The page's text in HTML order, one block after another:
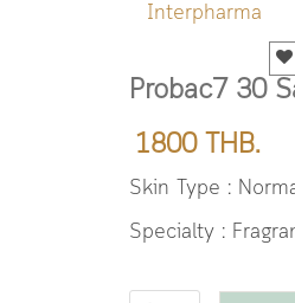
Interpharma
Probac7 30
1800 THB.
Skin Type :
Specialty :